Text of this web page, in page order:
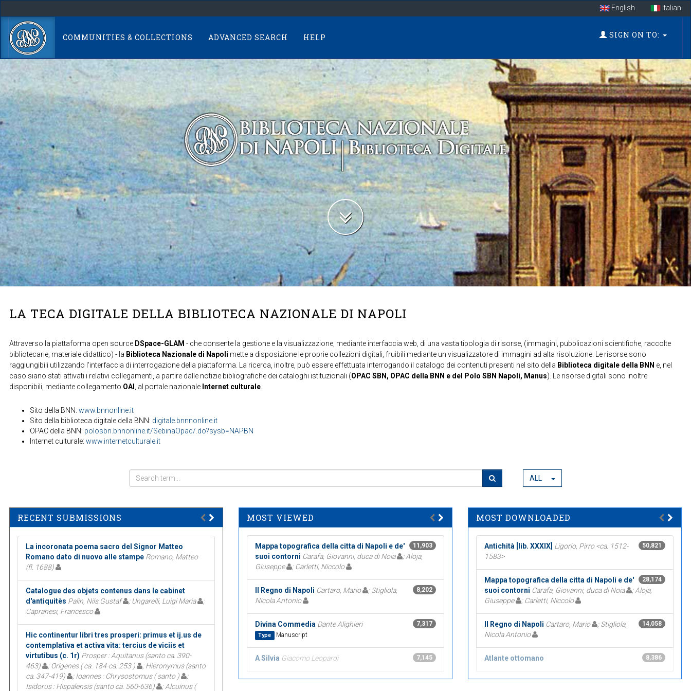
navigation
English Italian
COMMUNITIES & COLLECTIONS ADVANCED SEARCH HELP SIGN ON TO:
LA TECA DIGITALE DELLA BIBLIOTECA NAZIONALE DI NAPOLI
Attraverso la piattaforma open source DSpace-GLAM - che consente la gestione e la visualizzazione, mediante interfaccia web, di una vasta tipologia di risorse, (immagini, pubblicazioni scientifiche, raccolte
bibliotecarie, materiale didattico) - la Biblioteca Nazionale di Napoli mette a disposizione le proprie collezioni digitali, fruibili mediante un visualizzatore di immagini ad alta risoluzione. Le risorse sono
raggiungibili utilizzando l'interfaccia di interrogazione della piattaforma. La ricerca, inoltre, può essere effettuata interrogando il catalogo dei contenuti presenti nel sito della Biblioteca digitale della BNN e, nel
caso siano stati attivati i relativi collegamenti, a partire dalle notizie bibliografiche dei cataloghi istituzionali (OPAC SBN, OPAC della BNN e del Polo SBN Napoli, Manus). Le risorse digitali sono inoltre
disponibili, mediante collegamento OAI , al portale nazionale Internet culturale.
Sito della BNN: www.bnnonline.it
Sito della biblioteca digitale della BNN: digitale.bnnnonline.it
OPAC della BNN: polosbn.bnnonline.it/SebinaOpac/.do?sysb=NAPBN
Internet culturale: www.internetculturale.it
ALL
RECENT SUBMISSIONS
La incoronata poema sacro del Signor Matteo
Romano dato di nuovo alle stampe Romano, Matteo
(fl. 1688)
Catalogue des objets contenus dans le cabinet
d'antiquitès Palin, Nils Gustaf ; Ungarelli, Luigi Maria
;
Capranesi, Francesco
Hic continentur libri tres prosperi: primus et ij.us de
contemplativa et activa vita: tercius de viciis et
virtutibus (c. 1r) Prosper : Aquitanus (santo ca. 390-
463)
; Origenes ( ca. 184-ca. 253 )
; Hieronymus (santo
ca. 347-419)
; Ioannes : Chrysostomus ( santo )
;
Isidorus : Hispalensis (santo ca. 560-636)
; Alcuinus (
MOST VIEWED
11,903
Mappa topografica della citta di Napoli e de'
suoi contorni Carafa, Giovanni, duca di Noia
; Aloja,
Giuseppe
; Carletti, Niccolo
8,202
Il Regno di Napoli Cartaro, Mario
; Stigliola,
Nicola Antonio
7,317
Divina Commedia Dante Alighieri
Type Manuscript
7,145
A Silvia Giacomo Leopardi
MOST DOWNLOADED
50,821
Antichità [lib. XXXIX] Ligorio, Pirro <ca. 1512-
1583>
28,174
Mappa topografica della citta di Napoli e de'
suoi contorni Carafa, Giovanni, duca di Noia
; Aloja,
Giuseppe
; Carletti, Niccolo
14,058
Il Regno di Napoli Cartaro, Mario
; Stigliola,
Nicola Antonio
8,386
Atlante ottomano